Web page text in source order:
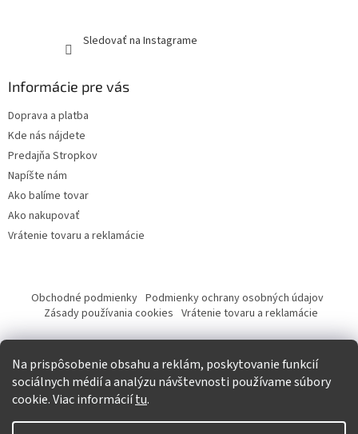
Na prispôsobenie obsahu a reklám, poskytovanie funkcií
sociálnych médií a analýzu návštevnosti používame súbory
cookie. Viac informáciítu.
Sledovať na Instagrame
Informácie pre vás
Doprava a platba
Kde nás nájdete
Predajňa Stropkov
Napíšte nám
Ako balíme tovar
Ako nakupovať
Vrátenie tovaru a reklamácie
Obchodné podmienky Podmienky ochrany osobných údajov
Zásady používania cookies Vrátenie tovaru a reklamácie
Tvorba eshopu a SEO optimalizácia